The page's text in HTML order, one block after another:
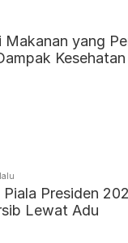
Makanan yang
Kesehatan
Presiden
Lewat Adu